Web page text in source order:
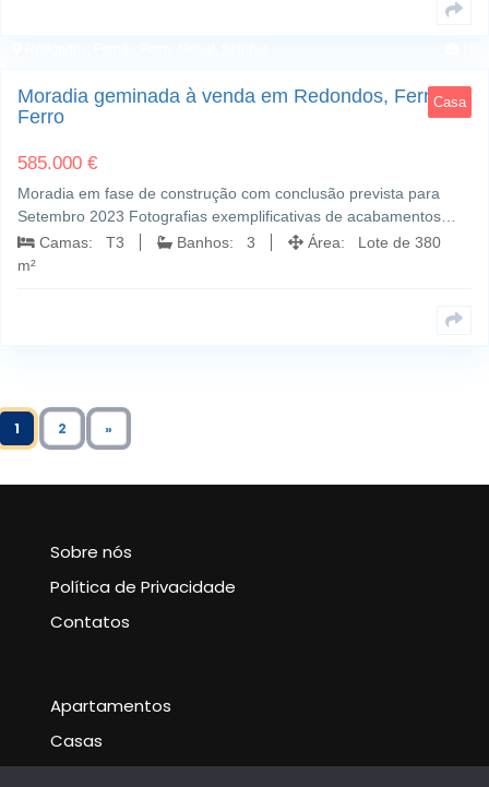
Casa
Moradia geminada à venda em Redondos, Fernão
Ferro
585.000 €
Moradia em fase de construção com conclusão prevista para
Setembro 2023 Fotografias exemplificativas de acabamentos…
Camas: T3
Banhos: 3
Área: Lote de 380
m²
1 2 »
Sobre nós
Política de Privacidade
Contatos
Apartamentos
Casas